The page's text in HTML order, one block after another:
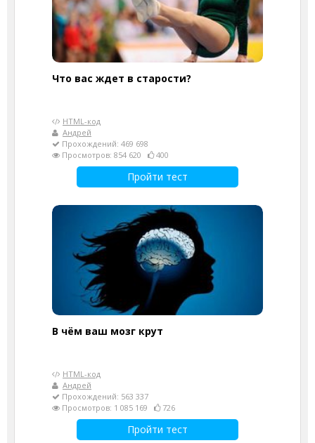
Что вас ждет в старости?
HTML-код
Андрей
Прохождений: 469 698
Просмотров: 854 620
400
Пройти тест
В чём ваш мозг крут
HTML-код
Андрей
Прохождений: 563 337
Просмотров: 1 085 169
726
Пройти тест